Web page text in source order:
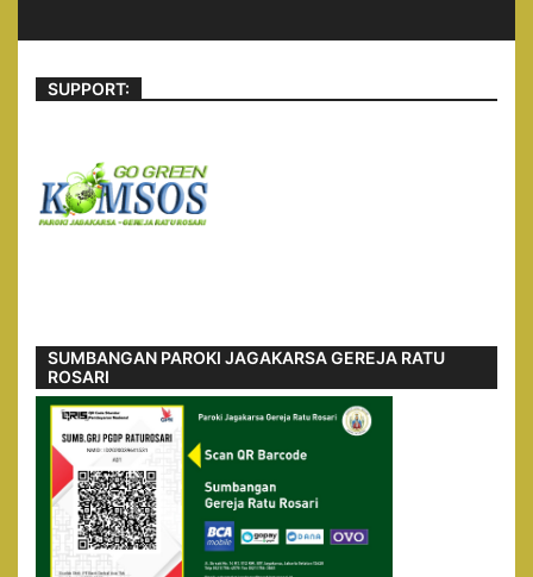
SUPPORT:
SUMBANGAN PAROKI JAGAKARSA GEREJA RATU
ROSARI